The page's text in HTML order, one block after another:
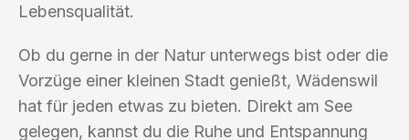
Lebensqualität.
Ob du gerne in der Natur unterwegs bist oder die
Vorzüge einer kleinen Stadt genießt, Wädenswil
hat für jeden etwas zu bieten. Direkt am See
gelegen, kannst du die Ruhe und Entspannung